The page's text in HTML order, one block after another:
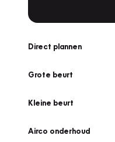
Direct plannen
Grote beurt
Kleine beurt
Airco onderhoud